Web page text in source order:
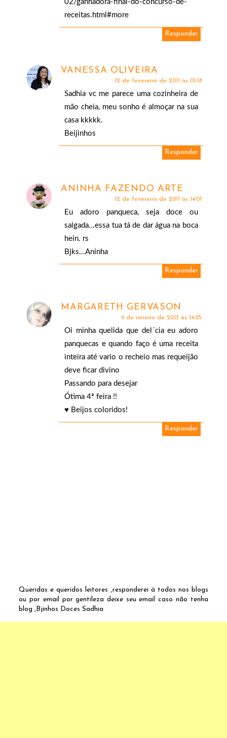
02/ganhadora-final-do-concurso-de-
receitas.html#more
Responder
VANESSA OLIVEIRA
12 de fevereiro de 2011 às 01:18
Sadhia vc me parece uma cozinheira de
mão cheia, meu sonho é almoçar na sua
casa kkkkk.
Beijinhos
Responder
ANINHA FAZENDO ARTE
12 de fevereiro de 2011 às 14:01
Eu adoro panqueca, seja doce ou
salgada...essa tua tá de dar água na boca
hein. rs
Bjks...Aninha
Responder
MARGARETH GERVASON
9 de janeiro de 2013 às 14:25
Oi minha quelida que del´cia eu adoro
panquecas e quando faço é uma receita
inteira até vario o recheio mas requeijão
deve ficar divino
Passando para desejar
Ótima 4ª feira !!
♥ Beijos coloridos!
Responder
Queridas e queridos leitores ,responderei á todos nos blogs
ou por email por gentileza deixe seu email caso não tenha
blog ,Bjinhos Doces Sadhia